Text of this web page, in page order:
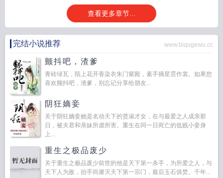
查看更多章节...
完结小说推荐 www.biqugewu.cc
颤抖吧，渣爹
青砖绿瓦，陌上花开香染衣朱门紫殿，素手摘星霓作裳。如果您
喜欢颤抖吧，渣爹，别忘记分享给朋友...
阴狂嫡妾
关于阴狂嫡妾她是名动天下的贤淑才女，在与最爱之人成亲那
日，被夫君和亲妹所虐所害。重生在同一日死亡的低贱小妾身
上...
重生之极品废少
关于重生之极品废少前世的他是天下第一杀手，为所爱之人，与
天下人为敌，抬手间屠灭天下第一宗门，最后玉石俱焚。千年...